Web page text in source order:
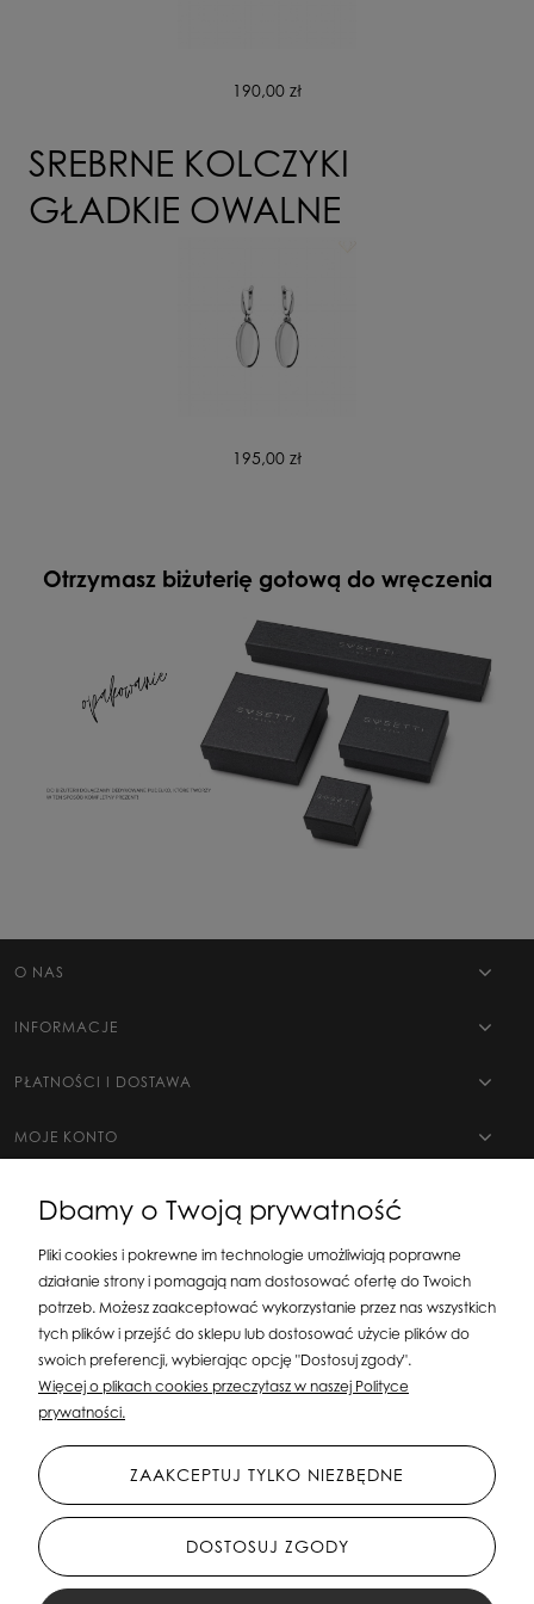
190,00 zł
SREBRNE KOLCZYKI
GŁADKIE OWALNE
195,00 zł
Otrzymasz biżuterię gotową do wręczenia
O NAS
INFORMACJE
PŁATNOŚCI I DOSTAWA
MOJE KONTO
Silit Group Maciej Suska
| ul. Astronomów 16, 80-299 Gdańsk, woj. pomorskie
| E-mail:sklepsusetti@gmail.comTel.: 508-107-233 | NIP: 5841956567 REGON:
Dbamy o Twoją prywatność
Pliki cookies i pokrewne im technologie umożliwiają poprawne
działanie strony i pomagają nam dostosować ofertę do Twoich
potrzeb. Możesz zaakceptować wykorzystanie przez nas wszystkich
tych plików i przejść do sklepu lub dostosować użycie plików do
swoich preferencji, wybierając opcję "Dostosuj zgody".
Więcej o plikach cookies przeczytasz w naszej Polityce
prywatności.
ZAAKCEPTUJ TYLKO NIEZBĘDNE
DOSTOSUJ ZGODY